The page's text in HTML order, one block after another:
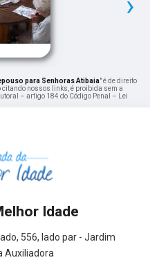
para Senhoras Atibaia" é de direito
citando nossos links, é proibida sem a
– artigo 184 do Código Penal –
Lei
Idade
556, lado par - Jardim
Auxiliadora